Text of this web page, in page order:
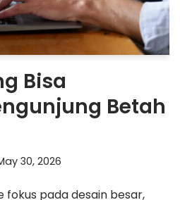
Bisa
Betah
30, 2026
fokus pada desain besar,